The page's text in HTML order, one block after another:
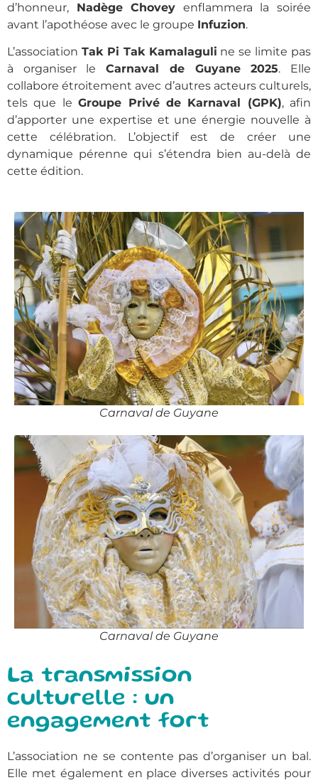
d’honneur, Nadège Chovey enflammera la soirée
avant l’apothéose avec le groupe Infuzion.
L’association Tak Pi Tak Kamalaguli ne se limite pas
à organiser leCarnaval de Guyane 2025. Elle
collabore étroitement avec d’autres acteurs culturels,
tels que leGroupe Privé de Karnaval (GPK), afin
d’apporter une expertise et une énergie nouvelle à
cette célébration. L’objectif est de créer une
dynamique pérenne qui s’étendra bien au-delà de
cette édition.
Carnaval de Guyane
Carnaval de Guyane
La transmission
culturelle : un
engagement fort
L’association ne se contente pas d’organiser un bal.
Elle met également en place diverses activités pour